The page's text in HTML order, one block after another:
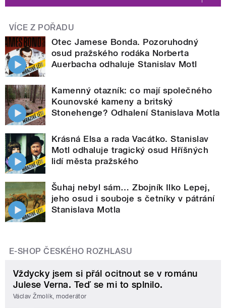
VÍCE Z POŘADU
Otec Jamese Bonda. Pozoruhodný
osud pražského rodáka Norberta
Auerbacha odhaluje Stanislav Motl
Kamenný otazník: co mají společného
Kounovské kameny a britský
Stonehenge? Odhalení Stanislava Motla
Krásná Elsa a rada Vacátko. Stanislav
Motl odhaluje tragický osud Hříšných
lidí města pražského
Šuhaj nebyl sám… Zbojník Ilko Lepej,
jeho osud i souboje s četníky v pátrání
Stanislava Motla
E-SHOP ČESKÉHO ROZHLASU
Vždycky jsem si přál ocitnout se v románu
Julese Verna. Teď se mi to splnilo.
Václav Žmolík, moderátor